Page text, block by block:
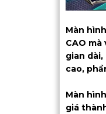
Màn
CAO mà
gian
cao,
Màn
giá